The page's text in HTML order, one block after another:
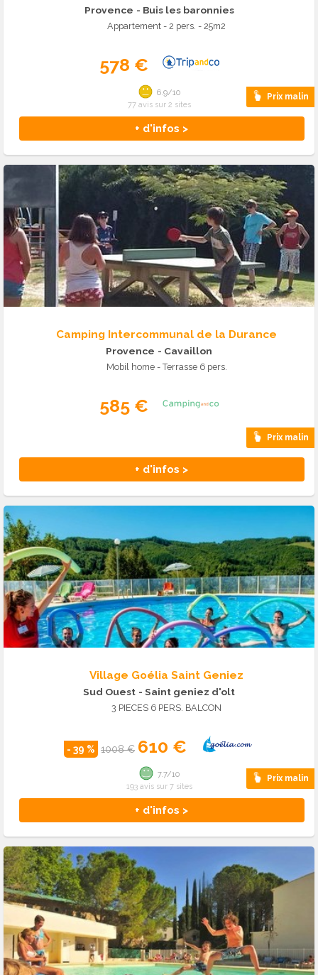
Provence - Buis les baronnies
Appartement - 2 pers. - 25m2
578 €
Prix malin
+ d'infos >
6.9/10
77 avis sur 2 sites
Camping Intercommunal de la Durance
Provence - Cavaillon
Mobil home - Terrasse 6 pers.
585 €
Prix malin
+ d'infos >
Village Goélia Saint Geniez
Sud Ouest - Saint geniez d'olt
3 PIECES 6 PERS. BALCON
- 39 % 1008 € 610 €
Prix malin
+ d'infos >
7.7/10
193 avis sur 7 sites